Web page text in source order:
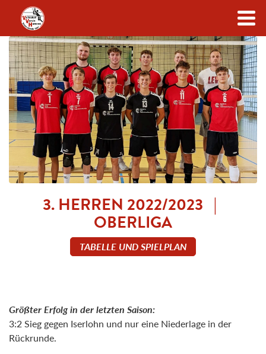
Zum Inhalt
3. HERREN 2022/2023 |
OBERLIGA
TABELLE UND SPIELPLAN
Größter Erfolg in der letzten Saison:
3:2 Sieg gegen Iserlohn und nur eine Niederlage in der
Rückrunde.